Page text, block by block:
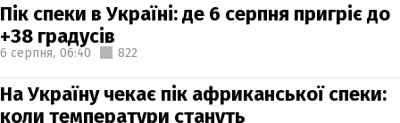
Пік спеки в Україні: де 6 серпня пригріє до
+38 градусів
6 серпня, 06:40 822
На Україну чекає пік африканської спеки:
коли температури стануть